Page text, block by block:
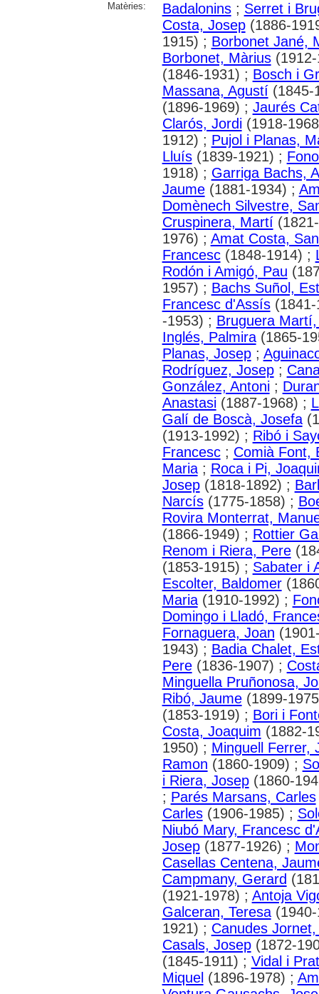
Matèries:
Badalonins; Serret i
Costa, Josep(1886-
1915) ; Borbonet Jané,
Borbonet, Màrius
(1846-1931) ; Bosch i
Massana, Agustí(1845-
(1896-1969) ; Jaurés
Clarós, Jordi(1918-
1912) ; Pujol i Planas,
Lluís(1839-1921) ;
1918) ; Garriga Bachs,
Jaume(1881-1934) ;
Domènech Silvestre,
Cruspinera, Martí
1976) ; Amat Costa,
Francesc(1848-1914) ;
Rodón i Amigó, Pau
1957) ; Bachs Suñol,
Francesc d'Assís
-1953) ; Bruguera
Inglés, Palmira(1865-
Planas, Josep;
Rodríguez, Josep;
González, Antoni;
Anastasi(1887-1968) ;
Galí de Boscà, Josefa
(1913-1992) ; Ribó i
Francesc; Comià Font,
Maria; Roca i Pi,
Josep(1818-1892) ;
Narcís(1775-1858) ;
Rovira Monterrat,
(1866-1949) ; Rottier
Renom i Riera, Pere
(1853-1915) ; Sabater i
Escolter, Baldomer
Maria(1910-1992) ;
Domingo i Lladó,
Fornaguera, Joan
1943) ; Badia Chalet,
Pere(1836-1907) ;
Minguella Pruñonosa,
Ribó, Jaume(1899-
(1853-1919) ; Bori i
Costa, Joaquim (1882-
1950) ; Minguell Ferrer,
Ramon (1860-1909) ;
i Riera, Josep(1860-
; Parés Marsans, Carles
Carles(1906-1985) ;
Niubó Mary, Francesc
Josep(1877-1926) ;
Casellas Centena,
Campmany, Gerard
(1921-1978) ; Antoja
Galceran, Teresa
1921) ; Canudes
Casals, Josep(1872-
(1845-1911) ; Vidal i
Miquel (1896-1978) ;